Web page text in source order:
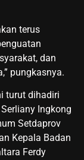
terus
dan
pungkasnya.
turut dihadiri
Ingkong
Setdaprov
Kepala Badan
Ferdy